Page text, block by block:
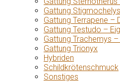
Gattung
Gattung Terrapene –
Gattung Testudo –
Gattung Trachemys
Gattung Trionyx
Hybriden
Schildkrötenschmuck
Sonstiges